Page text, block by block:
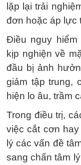
lặp lại trải
đơn hoặc áp lực
Điều nguy
kịp nghiện về
đầu bị ảnh
giảm tập trung,
hiện lo âu, trầm
Trong điều trị,
việc cắt cơn
lý các vấn đề
sang chấn tâm